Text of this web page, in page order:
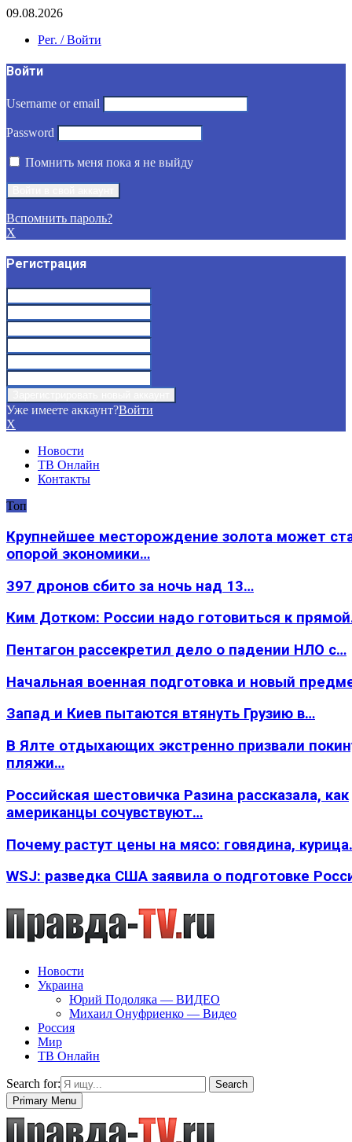
09.08.2026
Рег. / Войти
Войти
Username or email
Password
Помнить меня пока я не выйду
Вспомнить пароль?
X
Регистрация
Уже имеете аккаунт?Войти
X
Новости
ТВ Онлайн
Контакты
Топ
Крупнейшее месторождение золота может
опорой экономики…
397 дронов сбито за ночь над 13…
Ким Дотком: России надо готовиться к
Пентагон рассекретил дело о падении НЛО с…
Начальная военная подготовка и новый
Запад и Киев пытаются втянуть Грузию в…
В Ялте отдыхающих экстренно призвали
пляжи…
Российская шестовичка Разина рассказала, как
американцы сочувствуют…
Почему растут цены на мясо: говядина,
WSJ: разведка США заявила о подготовке
Новости
Украина
Юрий Подоляка — ВИДЕО
Михаил Онуфриенко — Видео
Россия
Мир
ТВ Онлайн
Search for:
Search
Primary Menu